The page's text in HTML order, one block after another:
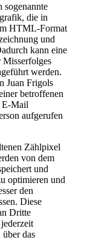
sogenannte
die in
HTML-Format
und
kann eine
Misserfolges
werden.
Juan Frigols
betroffenen
E-Mail
aufgerufen
Zählpixel
von dem
und
optimieren und
den
Diese
Dritte
über das